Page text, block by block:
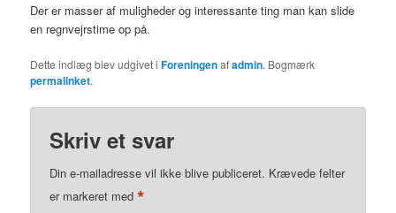
Der er masser af muligheder og interessante ting man kan slide
en regnvejrstime op på.
Dette indlæg blev udgivet iForeningenafadmin. Bogmærk
permalinket.
Skriv et svar
Din e-mailadresse vil ikke blive publiceret. Krævede felter
er markeret med*